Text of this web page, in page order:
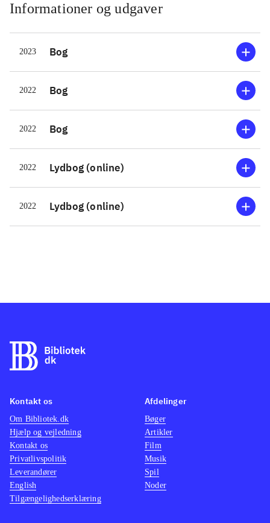
Informationer og udgaver
2023 Bog
2022 Bog
2022 Bog
2022 Lydbog (online)
2022 Lydbog (online)
Kontakt os
Om Bibliotek.dk
Hjælp og vejledning
Kontakt os
Privatlivspolitik
Leverandører
English
Tilgængelighedserklæring
Afdelinger
Bøger
Artikler
Film
Musik
Spil
Noder